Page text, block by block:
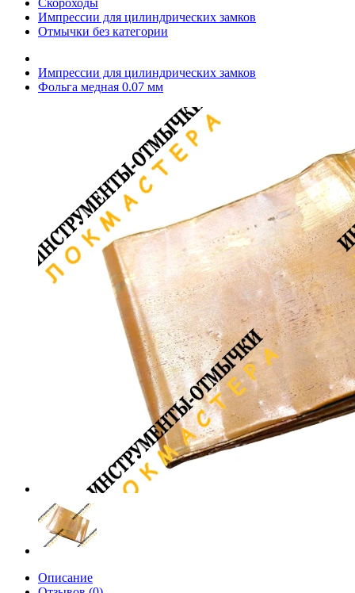
Импрессии для цилиндрических замков
Отмычки без категории
Импрессии для цилиндрических замков
Фольга медная 0.07 мм
Описание